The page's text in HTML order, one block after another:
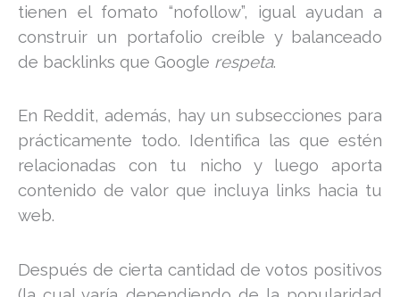
tienen el fomato “nofollow”, igual ayudan a
construir un portafolio creíble y balanceado
de backlinks que Google respeta.
En Reddit, además, hay un subsecciones para
prácticamente todo. Identifica las que estén
relacionadas con tu nicho y luego aporta
contenido de valor que incluya links hacia tu
web.
Después de cierta cantidad de votos positivos